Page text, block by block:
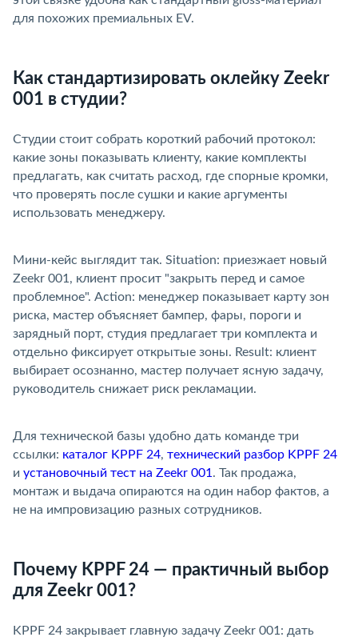
для похожих премиальных EV.
Как стандартизировать оклейку Zeekr
001 в студии?
Студии стоит собрать короткий рабочий протокол:
какие зоны показывать клиенту, какие комплекты
предлагать, как считать расход, где спорные кромки,
что проверять после сушки и какие аргументы
использовать менеджеру.
Мини-кейс выглядит так. Situation: приезжает новый
Zeekr 001, клиент просит "закрыть перед и самое
проблемное". Action: менеджер показывает карту зон
риска, мастер объясняет бампер, фары, пороги и
зарядный порт, студия предлагает три комплекта и
отдельно фиксирует открытые зоны. Result: клиент
ыбирает осознанно, мастер получает ясную задачу,
руководитель снижает риск рекламации.
Для технической базы удобно дать команде три
ссылки: каталог KPPF 24, технический разбор KPPF 24
и установочный тест на Zeekr 001 . Так продажа,
монтаж и выдача опираются на один набор фактов, а
не на импровизацию разных сотрудников.
Почему KPPF 24 — практичный выбор
для Zeekr 001?
KPPF 24 закрывает главную задачу Zeekr 001: дать